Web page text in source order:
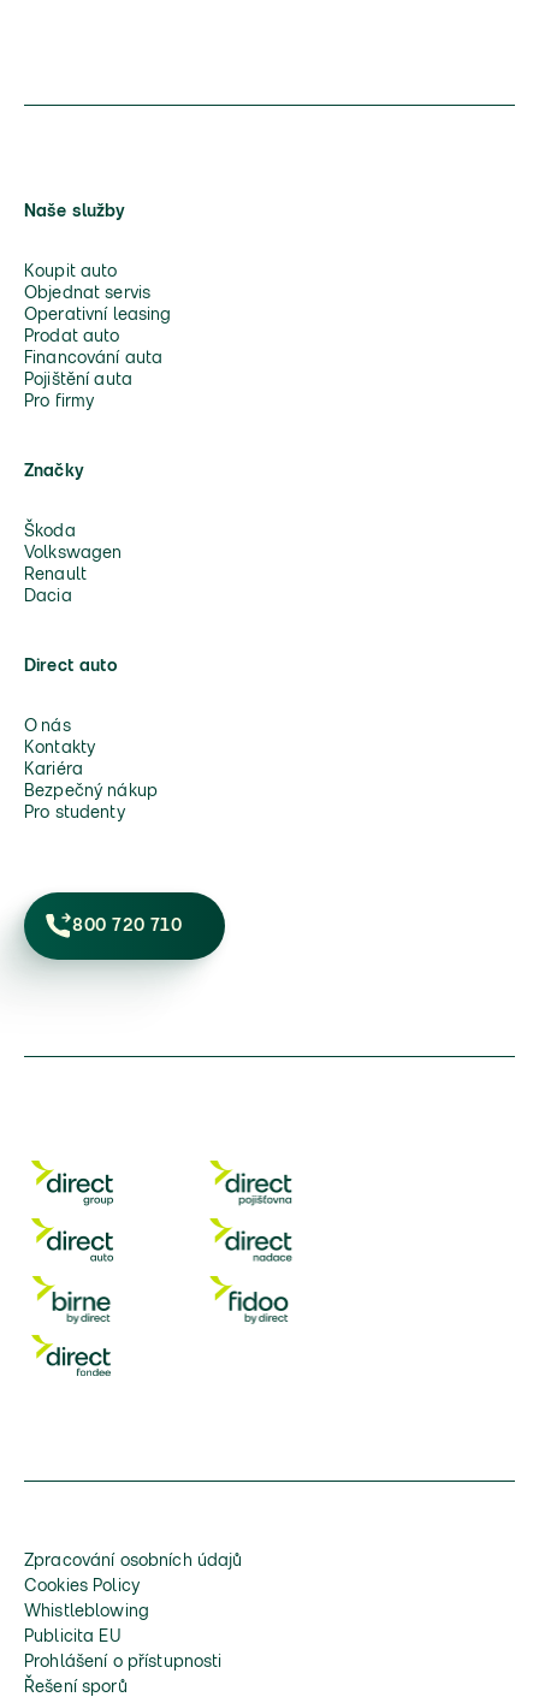
Naše služby
Koupit auto
Objednat servis
Operativní leasing
Prodat auto
Financování auta
Pojištění auta
Pro firmy
Značky
Škoda
Volkswagen
Renault
Dacia
Direct auto
O nás
Kontakty
Kariéra
Bezpečný nákup
Pro studenty
800 720 710
Zpracování osobních údajů
Cookies Policy
Whistleblowing
Publicita EU
Prohlášení o přístupnosti
Řešení sporů